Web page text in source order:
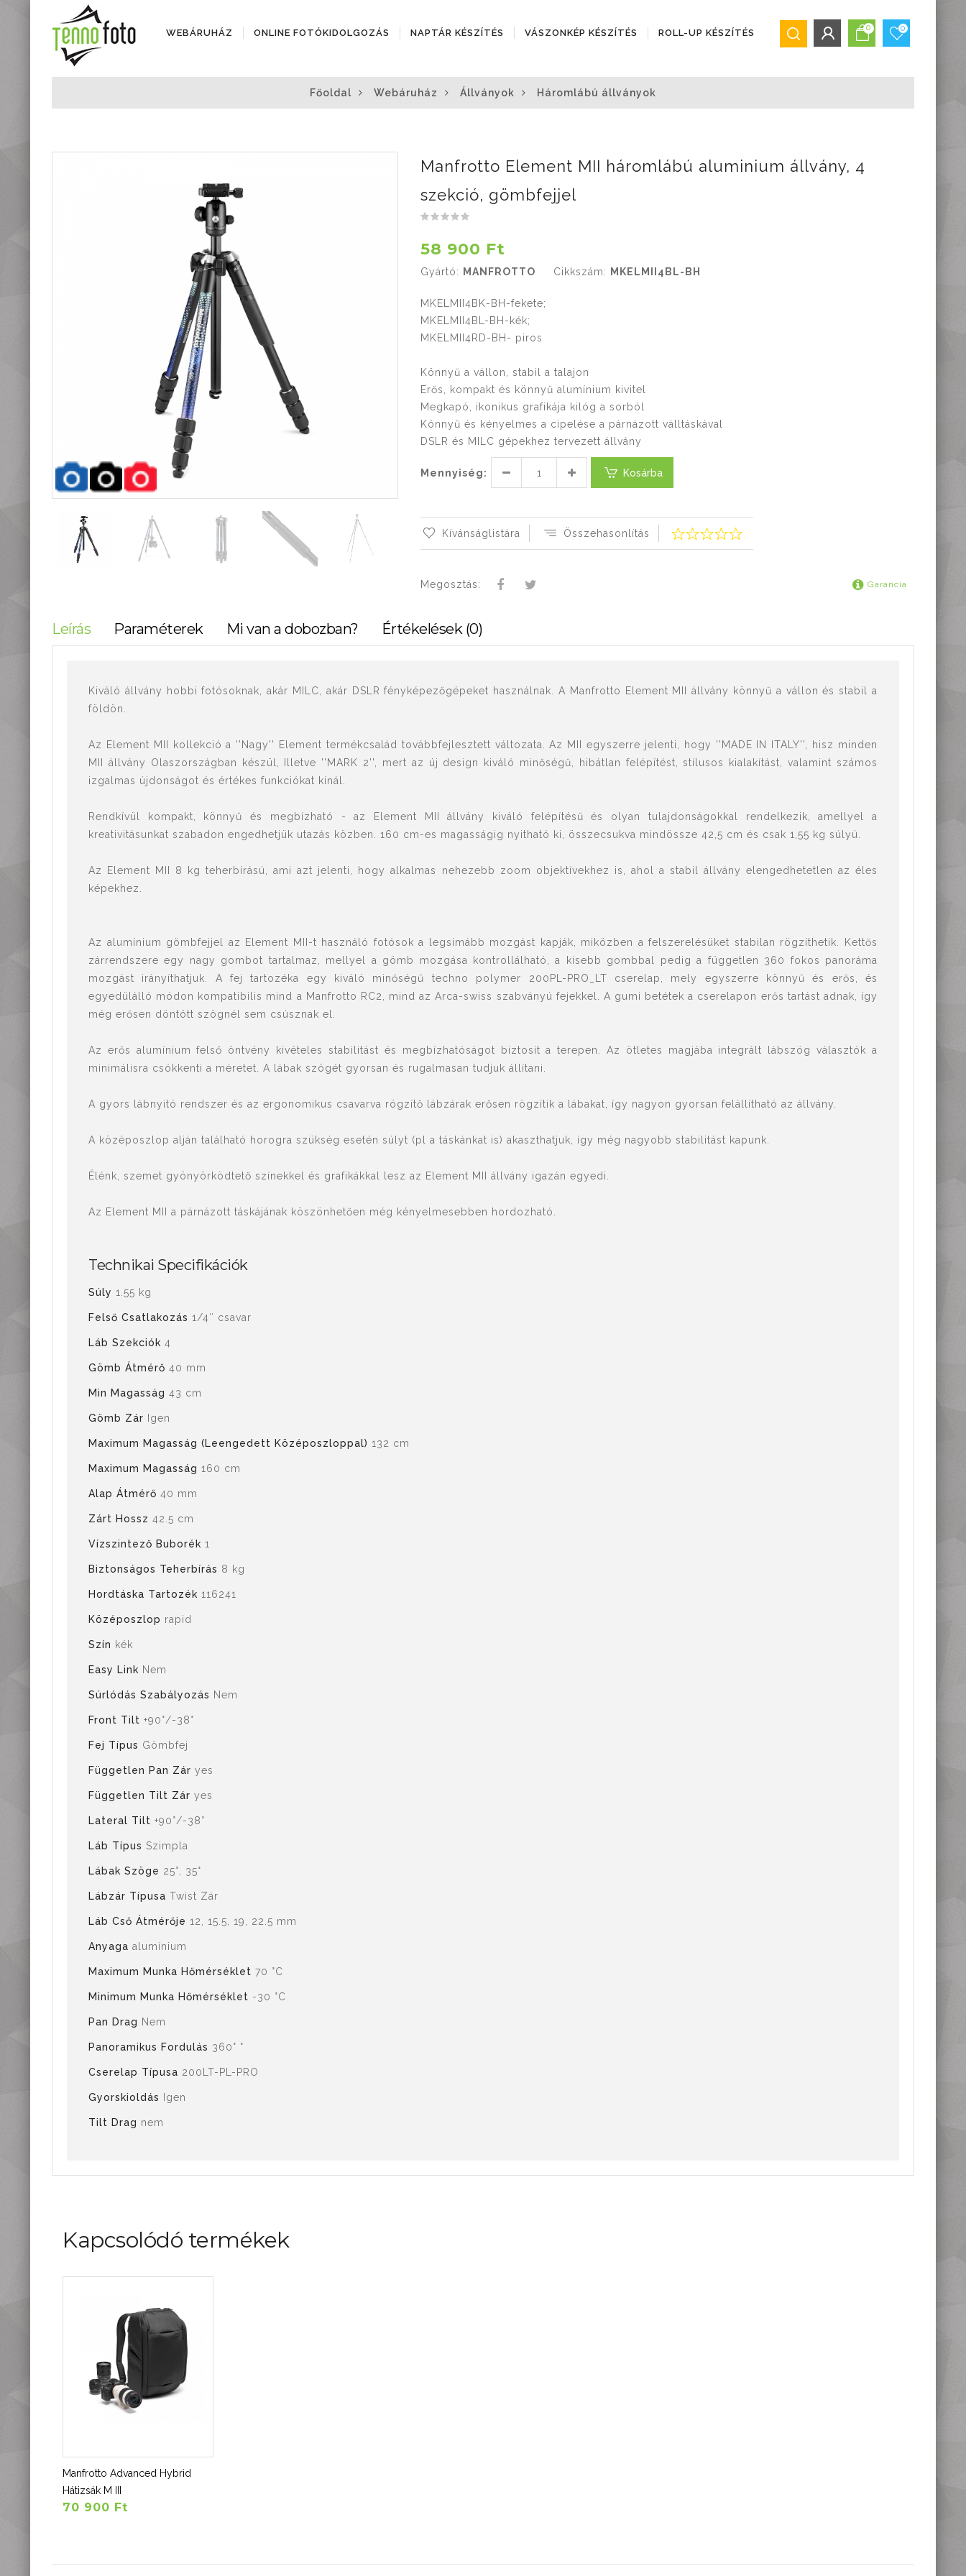
WEBÁRUHÁZ
Objektívek
Adattárolók
Tisztító eszközök
Állványok
Diktafonok, Diktafon
tartozékok
Markolatok
Vakuk
Távcsövek,
teleszkópok
Táskák, tokok
Okostelefon
kiegészítők
Könyvek
Fűthető ruházat
Fotóalbum, képkeret
Stúdió és labor
kellékek
Mikroszkópok és
nagyítók
Lámpa, Fejlámpa
Vadkamerák
Mérőműszerek,
tartozékok
ONLINE FOTÓKIDOLGOZÁS NAPTÁR KÉSZÍTÉS VÁSZONKÉP KÉSZÍTÉS ROLL-UP KÉSZÍTÉS
Bejelentkezés
0 0
Főoldal Webáruház Állványok Háromlábú állványok
Manfrotto Element MII háromlábú aluminium állvány, 4
szekció, gömbfejjel
58 900 Ft
Gyártó: MANFROTTO Cikkszám: MKELMII4BL-BH
MKELMII4BK-BH-fekete;
MKELMII4BL-BH-kék;
MKELMII4RD-BH- piros
Könnyű a vállon, stabil a talajon
Erős, kompakt és könnyű alumínium kivitel
Megkapó, ikonikus grafikája kilóg a sorból
Könnyű és kényelmes a cipelése a párnázott válltáskával
DSLR és MILC gépekhez tervezett állvány
Mennyiség: Kosárba
Kívánságlistára Összehasonlítás
Megosztás: Garancia
Leírás Paraméterek Mi van a dobozban? Értékelések (0)
Kiváló állvány hobbi fotósoknak, akár MILC, akár DSLR fényképezőgépeket használnak. A Manfrotto Element MII állvány könnyű a vállon és stabil a
földön.
Az Element MII kollekció a ''Nagy'' Element termékcsalád továbbfejlesztett változata. Az MII egyszerre jelenti, hogy ''MADE IN ITALY'', hisz minden
MII állvány Olaszországban készül, Illetve ''MARK 2'', mert az új design kiváló minőségű, hibátlan felépítést, stílusos kialakítást, valamint számos
izgalmas újdonságot és értékes funkciókat kínál.
Rendkívül kompakt, könnyű és megbízható - az Element MII állvány kiváló felépítésű és olyan tulajdonságokkal rendelkezik, amellyel a
kreativitásunkat szabadon engedhetjük utazás közben. 160 cm-es magasságig nyitható ki, összecsukva mindössze 42,5 cm és csak 1,55 kg súlyú.
Az Element MII 8 kg teherbírású, ami azt jelenti, hogy alkalmas nehezebb zoom objektívekhez is, ahol a stabil állvány elengedhetetlen az éles
képekhez.
Az alumínium gömbfejjel az Element MII-t használó fotósok a legsimább mozgást kapják, miközben a felszerelésüket stabilan rögzíthetik. Kettős
zárrendszere egy nagy gombot tartalmaz, mellyel a gömb mozgása kontrollálható, a kisebb gombbal pedig a független 360 fokos panoráma
mozgást irányíthatjuk. A fej tartozéka egy kiváló minőségű techno polymer 200PL-PRO_LT cserelap, mely egyszerre könnyű és erős, és
egyedülálló módon kompatibilis mind a Manfrotto RC2, mind az Arca-swiss szabványú fejekkel. A gumi betétek a cserelapon erős tartást adnak, így
még erősen döntött szögnél sem csúsznak el.
Az erős alumínium felső öntvény kivételes stabilitást és megbízhatóságot biztosít a terepen. Az ötletes magjába integrált lábszög választók a
minimálisra csökkenti a méretet. A lábak szögét gyorsan és rugalmasan tudjuk állítani.
A gyors lábnyitó rendszer és az ergonomikus csavarva rögzítő lábzárak erősen rögzítik a lábakat, így nagyon gyorsan felállítható az állvány.
A középoszlop alján található horogra szükség esetén súlyt (pl a táskánkat is) akaszthatjuk, így még nagyobb stabilitást kapunk.
Élénk, szemet gyönyörködtető színekkel és grafikákkal lesz az Element MII állvány igazán egyedi.
Az Element MII a párnázott táskájának köszönhetően még kényelmesebben hordozható.
Technikai Specifikációk
Súly 1.55 kg
Felső Csatlakozás 1/4″ csavar
Láb Szekciók 4
Gömb Átmérő 40 mm
Min Magasság 43 cm
Gömb Zár Igen
Maximum Magasság (Leengedett Középoszloppal) 132 cm
Maximum Magasság 160 cm
Alap Átmérő 40 mm
Zárt Hossz 42.5 cm
Vízszintező Buborék 1
Biztonságos Teherbírás 8 kg
Hordtáska Tartozék 116241
Középoszlop rapid
Szín kék
Easy Link Nem
Súrlódás Szabályozás Nem
Front Tilt +90°/-38°
Fej Típus Gömbfej
Független Pan Zár yes
Független Tilt Zár yes
Lateral Tilt +90°/-38°
Láb Típus Szimpla
Lábak Szöge 25°, 35°
Lábzár Típusa Twist Zár
Láb Cső Átmérője 12, 15.5, 19, 22.5 mm
Anyaga alumínium
Maximum Munka Hőmérséklet 70 °C
Minimum Munka Hőmérséklet -30 °C
Pan Drag Nem
Panoramikus Fordulás 360° °
Cserelap Típusa 200LT-PL-PRO
Gyorskioldás Igen
Tilt Drag nem
Kapcsolódó termékek
Manfrotto Advanced Hybrid
Hátizsák M III
70 900 Ft